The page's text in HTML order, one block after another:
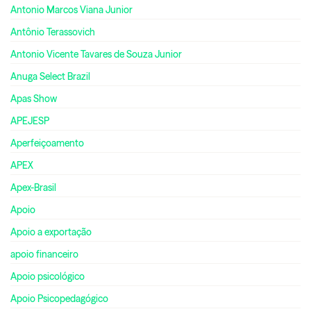
Antonio Marcos Viana Junior
Antônio Terassovich
Antonio Vicente Tavares de Souza Junior
Anuga Select Brazil
Apas Show
APEJESP
Aperfeiçoamento
APEX
Apex-Brasil
Apoio
Apoio a exportação
apoio financeiro
Apoio psicológico
Apoio Psicopedagógico